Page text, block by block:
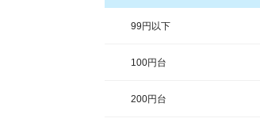
99円以下
100円台
200円台